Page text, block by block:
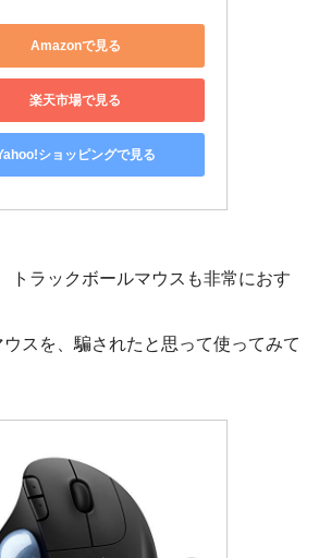
Amazonで見る
楽天市場で見る
ショッピングで見る
トラックボールマウスも非常におす
スを、騙されたと思って使ってみて